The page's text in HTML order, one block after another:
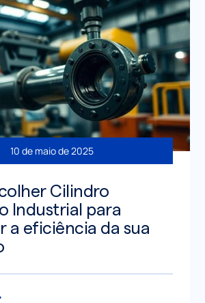
10 de maio de 2025
Cilindro
Industrial para
a eficiência da sua